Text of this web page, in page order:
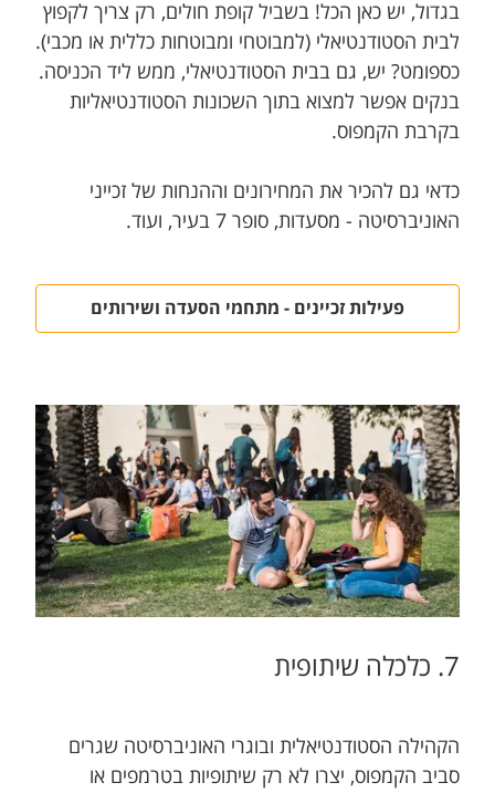
בגדול, יש כאן הכל! בשביל קופת חולים, רק צריך לקפוץ
לבית הסטודנטיאלי (למבוטחי ומבוטחות כללית או מכבי).
כספומט? יש, גם בבית הסטודנטיאלי, ממש ליד הכניסה.
בנקים אפשר למצוא בתוך השכונות הסטודנטיאליות
בקרבת הקמפוס.
כדאי גם להכיר את המחירונים וההנחות של זכייני
האוניברסיטה - מסעדות, סופר 7 בעיר, ועוד.
פעילות זכיינים - מתחמי הסעדה ושירותים​
7. כלכלה שיתופית
הקהילה הסטודנטיאלית ובוגרי האוניברסיטה שגרים
סביב הקמפוס, יצרו לא רק שיתופיות בטרמפים או